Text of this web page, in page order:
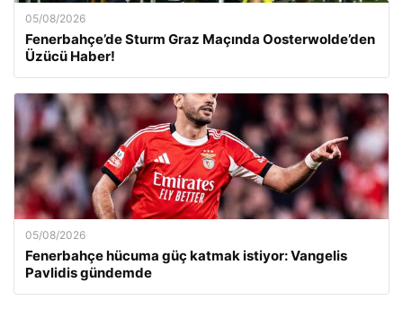
05/08/2026
Fenerbahçe’de Sturm Graz Maçında Oosterwolde’den
Üzücü Haber!
05/08/2026
Fenerbahçe hücuma güç katmak istiyor: Vangelis
Pavlidis gündemde